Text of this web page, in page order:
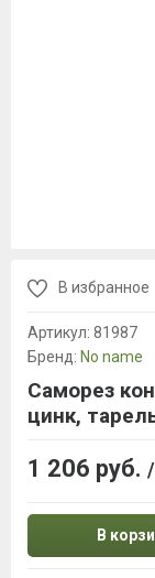
В избранное
Артикул: 81987
Бренд: No name
Саморез
цинк,
1 206 руб.
В